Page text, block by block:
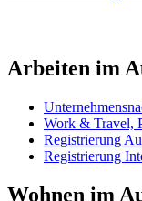
Arbeiten im
Work & Travel,
Registrierung
Registrierung
Wohnen im